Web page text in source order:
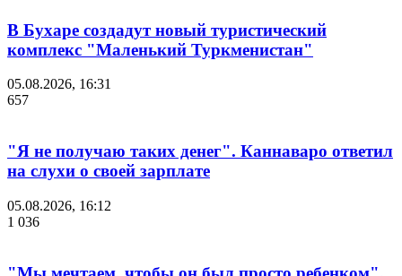
В Бухаре создадут новый туристический
комплекс "Маленький Туркменистан"
05.08.2026, 16:31
657
"Я не получаю таких денег". Каннаваро ответил
на слухи о своей зарплате
05.08.2026, 16:12
1 036